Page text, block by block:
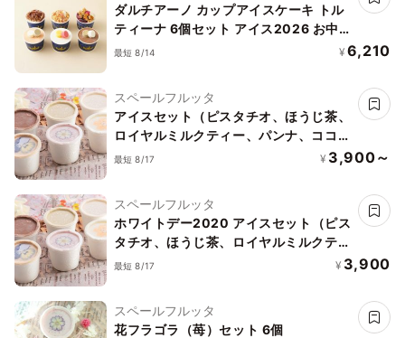
ダルチアーノ カップアイスケーキ トル
ティーナ 6個セット アイス2026 お中元
2026
最短 8/14 ¥ 6,210
スペールフルッタ
アイスセット（ピスタチオ、ほうじ茶、
ロイヤルミルクティー、パンナ、ココ
ア、苺） 6個
最短 8/17 ¥ 3,900～
スペールフルッタ
ホワイトデー2020 アイスセット（ピス
タチオ、ほうじ茶、ロイヤルミルクティ
ー、パンナ、ココア、苺） 6個
最短 8/17 ¥ 3,900
スペールフルッタ
花フラゴラ（苺）セット 6個